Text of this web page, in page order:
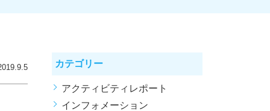
カテゴリー
アクティビティレポート
インフォメーション